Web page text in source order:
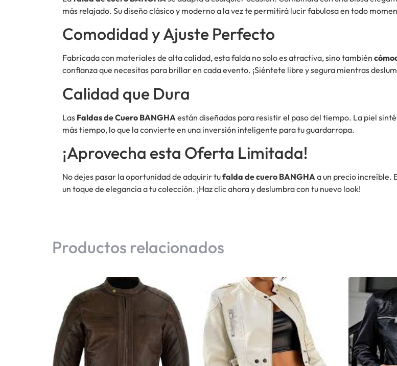
más relajado. Su diseño clásico y moderno a la vez te permitirá lucir fabulosa en todo
Comodidad y Ajuste Perfecto
Fabricada con materiales de alta calidad, esta falda no solo es atractiva, sino también
confianza que necesitas para brillar en cada evento. ¡Siéntete libre y segura mientras
Calidad que Dura
Las Faldas de Cuero BANGHA están diseñadas para resistir el paso del tiempo. La piel
más tiempo, lo que la convierte en una inversión inteligente para tu guardarropa.
¡Aprovecha esta Oferta Limitada!
No dejes pasar la oportunidad de adquirir tufalda de cuero BANGHAa un precio increíble.
un toque de elegancia a tu colección. ¡Haz clic ahora y deslumbra con tu nuevo look!
Productos relacionados